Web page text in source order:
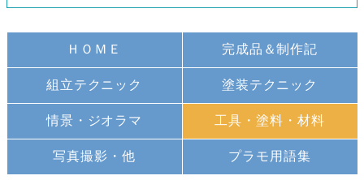
ＨＯＭＥ 完成品＆制作記
組立テクニック 塗装テクニック
情景・ジオラマ 工具・塗料・材料
写真撮影・他 プラモ用語集